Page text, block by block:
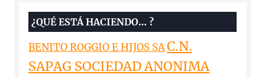
¿QUÉ ESTÁ HACIENDO… ?
BENITO ROGGIO E HIJOS SAC.N.
SAPAG SOCIEDAD ANONIMA